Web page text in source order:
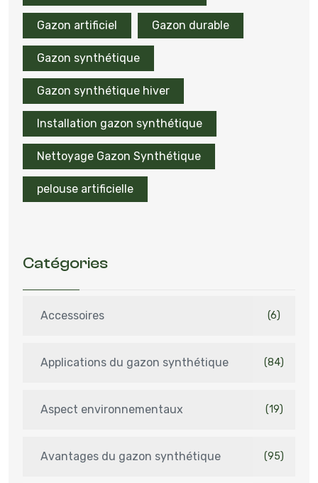
Gazon artificiel Gazon durable
Gazon synthétique
Gazon synthétique hiver
Installation gazon synthétique
Nettoyage Gazon Synthétique
pelouse artificielle
Catégories
Accessoires (6)
Applications du gazon synthétique (84)
Aspect environnementaux (19)
Avantages du gazon synthétique (95)